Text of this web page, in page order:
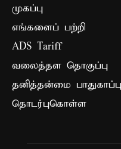
முகப்பு
எங்களைப் பற்றி
ADS Tariff
வலைத்தள தொகுப்பு
தனித்தன்மை பாதுகாப்பு
தொடர்புகொள்ள